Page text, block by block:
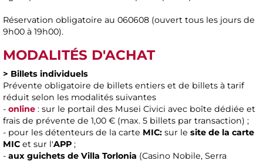
Réservation obligatoire au 060608 (ouvert tous les jours de
9h00 à 19h00).
MODALITÉS D'ACHAT
> Billets individuels
Prévente obligatoire de billets entiers et de billets à tarif
réduit selon les modalités suivantes
- online : sur le portail des Musei Civici avec boîte dédiée et
frais de prévente de 1,00 € (max. 5 billets par transaction) ;
- pour les détenteurs de la carte MIC: sur le site de la carte
MIC et sur l'APP ;
- aux guichets de Villa Torlonia (Casino Nobile, Serra